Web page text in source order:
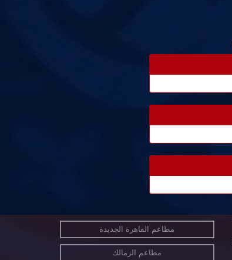
مطاعم القاهرة الجديدة
مطاعم الزمالك